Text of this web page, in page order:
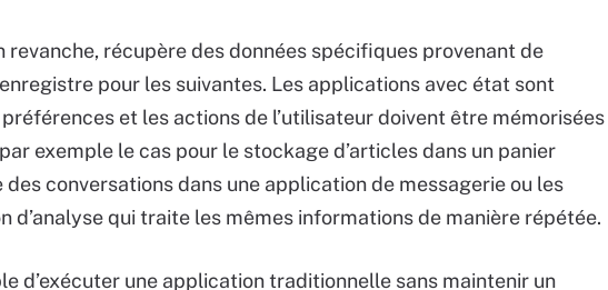
revanche, récupère des données spécifiques provenant de
pour les suivantes. Les applications avec état sont
et les actions de l’utilisateur doivent être mémorisées
par exemple le cas pour le stockage d’articles dans un panier
des conversations dans une application de messagerie ou les
d’analyse qui traite les mêmes informations de manière répétée.
d’exécuter une application traditionnelle sans maintenir un